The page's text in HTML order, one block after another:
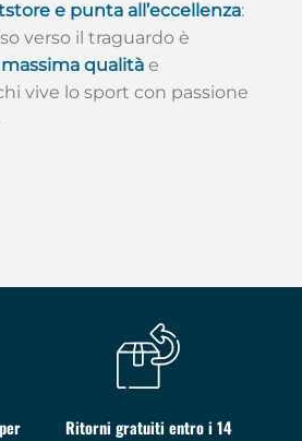
e punta all’eccellenza:
verso il traguardo è
massima qualità e
vive lo sport con passione
Ritorni gratuiti entro i 14